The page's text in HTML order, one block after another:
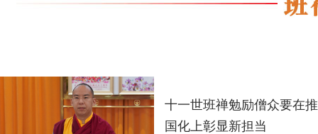
十一世班禅勉励僧众要在
国化上彰显新担当